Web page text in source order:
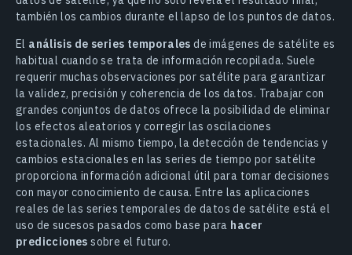
también los cambios durante el lapso de los puntos de datos.
El análisis de series temporales de imágenes de satélite es
habitual cuando se trata de información recopilada. Suele
requerir muchas observaciones por satélite para garantizar
la validez, precisión y coherencia de los datos. Trabajar con
grandes conjuntos de datos ofrece la posibilidad de eliminar
los efectos aleatorios y corregir las oscilaciones
estacionales. Al mismo tiempo, la detección de tendencias y
cambios estacionales en las series de tiempo por satélite
proporciona información adicional útil para tomar decisiones
con mayor conocimiento de causa. Entre las aplicaciones
reales de las series temporales de datos de satélite está el
uso de sucesos pasados como base para hacer
predicciones sobre el futuro.